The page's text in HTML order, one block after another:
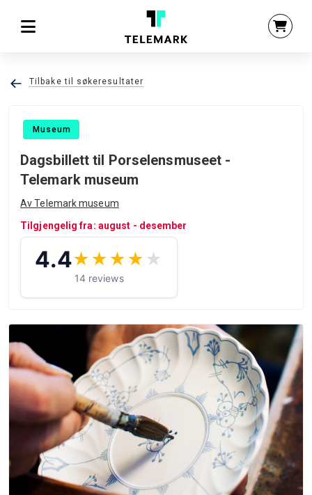
Tilbake til søkeresultater
Museum
Dagsbillett til Porselensmuseet -
Telemark museum
Av Telemark museum
Tilgjengelig fra: august - desember